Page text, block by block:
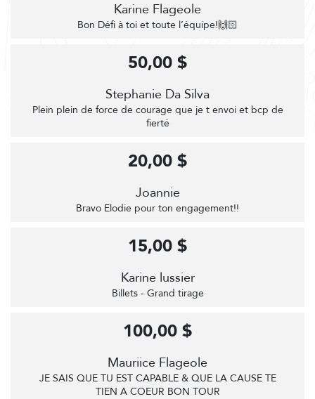
Karine Flageole
Bon Défi à toi et toute l’équipe!🙌🏻
Stephanie Da Silva
Plein plein de force de courage que je t envoi et bcp de
fierté
50,00 $
Joannie
Bravo Elodie pour ton engagement!!
20,00 $
Karine lussier
Billets - Grand tirage
15,00 $
Mauriice Flageole
JE SAIS QUE TU EST CAPABLE & QUE LA CAUSE TE
TIEN A COEUR BON TOUR
100,00 $